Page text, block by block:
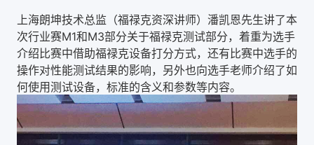
上海朗坤技术总监（福禄克资深讲师）潘凯恩先生讲了本
次行业赛M1和M3部分关于福禄克测试部分，着重为选手
介绍比赛中借助福禄克设备打分方式，还有比赛中选手的
操作对性能测试结果的影响，另外也向选手老师介绍了如
何使用测试设备，标准的含义和参数等内容。